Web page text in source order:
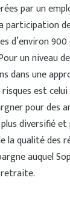
par un
participation
d’environ
un niveau
dans une
est
pour
diversifié
la qualité des
auquel